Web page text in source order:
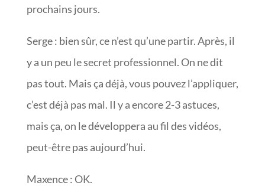
prochains jours.
Serge : bien sûr, ce n’est qu’une partir. Après, il
y a un peu le secret professionnel. On ne dit
pas tout. Mais ça déjà, vous pouvez l’appliquer,
c’est déjà pas mal. Il y a encore 2-3 astuces,
mais ça, on le développera au fil des vidéos,
peut-être pas aujourd’hui.
Maxence : OK.